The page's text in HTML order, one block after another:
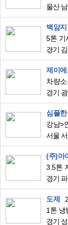
울산
백암
5톤 기
경기
제이
차량
경기
심플한
서울
(주)아
3.5톤
경기
도제
1톤 냉
경기